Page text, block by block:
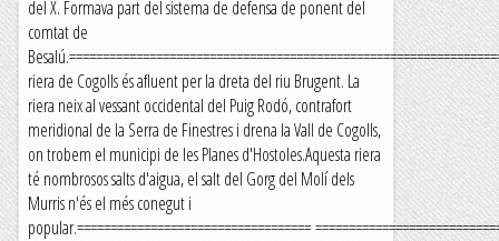
del X. Formava part del sistema de defensa de ponent del
comtat de
riera de Cogolls és afluent per la dreta del riu Brugent. La
riera neix al vessant occidental del Puig Rodó, contrafort
meridional de la Serra de Finestres i drena la Vall de Cogolls,
on trobem el municipi de les Planes d'Hostoles.Aquesta riera
té nombrosos salts d'aigua, el salt del Gorg del Molí dels
Murris n'és el més conegut i
popular.===================================